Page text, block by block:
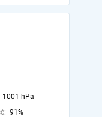
1001 hPa
91%